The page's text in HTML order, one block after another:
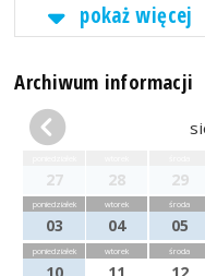
pokaż więcej
Archiwum informacji
27 28 29
poniedziałek
03
wtorek
04
środa
05
poniedziałek wtorek środa